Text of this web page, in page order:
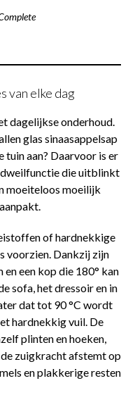
van elke dag
dagelijkse onderhoud.
glas sinaasappelsap
aan? Daarvoor is er
die uitblinkt
moeiteloos moeilijk
of hardnekkige
voorzien. Dankzij zijn
een kop die 180° kan
sofa, het dressoir en in
dat tot 90 °C wordt
hardnekkig vuil. De
plinten en hoeken,
zuigkracht afstemt op
en plakkerige resten